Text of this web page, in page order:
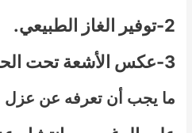
2-توفير الغاز الطبيعي.
3-عكس الأشعة تحت الحمراء.
ما يجب أن تعرفه عن عزل